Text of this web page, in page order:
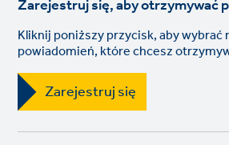
Kliknij poniższy przycisk, aby wybrać
powiadomień, które chcesz
Zarejestruj się